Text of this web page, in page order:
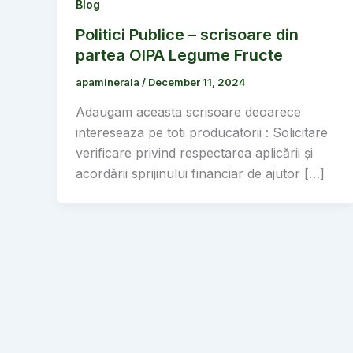
Blog
Politici Publice – scrisoare din
partea OIPA Legume Fructe
apaminerala / December 11, 2024
Adaugam aceasta scrisoare deoarece
intereseaza pe toti producatorii : Solicitare
verificare privind respectarea aplicării și
acordării sprijinului financiar de ajutor […]